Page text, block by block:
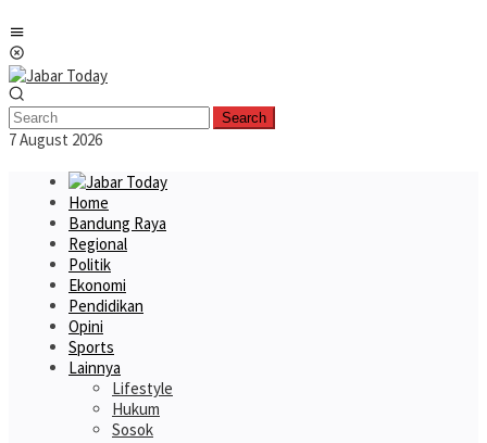
to
content
Search
7 August 2026
Home
Bandung Raya
Regional
Politik
Ekonomi
Pendidikan
Opini
Sports
Lainnya
Lifestyle
Hukum
Sosok